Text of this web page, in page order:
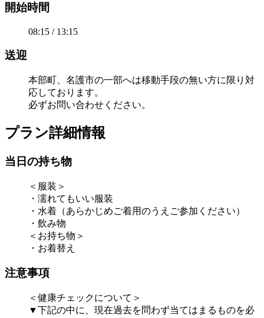
開始時間
08:15 / 13:15
送迎
本部町、名護市の一部へは移動手段の無い方に限り対
応しております。
必ずお問い合わせください。
プラン詳細情報
当日の持ち物
＜服装＞
・濡れてもいい服装
・水着（あらかじめご着用のうえご参加ください）
・飲み物
＜お持ち物＞
・お着替え
注意事項
＜健康チェックについて＞
▼下記の中に、現在過去を問わず当てはまるものを必